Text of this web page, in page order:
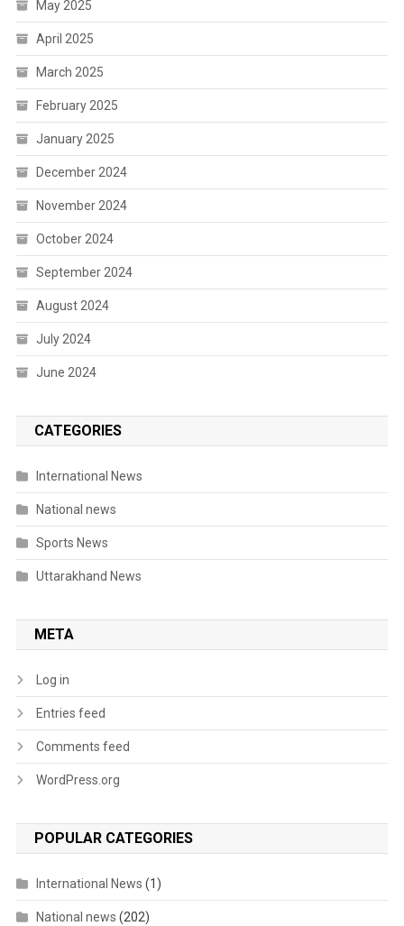
May 2025
April 2025
March 2025
February 2025
January 2025
December 2024
November 2024
October 2024
September 2024
August 2024
July 2024
June 2024
CATEGORIES
International News
National news
Sports News
Uttarakhand News
META
Log in
Entries feed
Comments feed
WordPress.org
POPULAR CATEGORIES
International News (1)
National news (202)